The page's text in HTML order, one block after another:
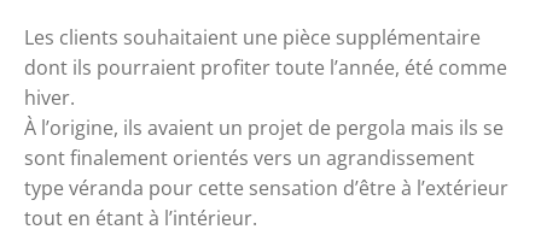
Les clients souhaitaient une pièce supplémentaire
dont ils pourraient profiter toute l’année, été comme
hiver.
À l’origine, ils avaient un projet de pergola mais ils se
sont finalement orientés vers un agrandissement
type véranda pour cette sensation d’être à l’extérieur
tout en étant à l’intérieur.